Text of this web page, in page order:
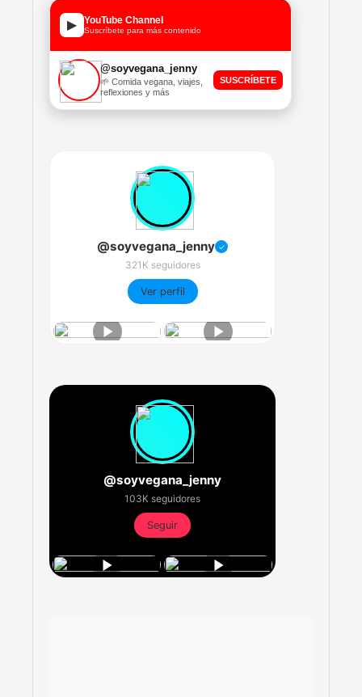
▶ YouTube Channel
Suscríbete para más contenido
@soyvegana_jenny
🌱 Comida vegana, viajes,
reflexiones y más
SUSCRÍBETE
@soyvegana_jenny ✓
321K seguidores
Ver perfil
@soyvegana_jenny
103K seguidores
Seguir